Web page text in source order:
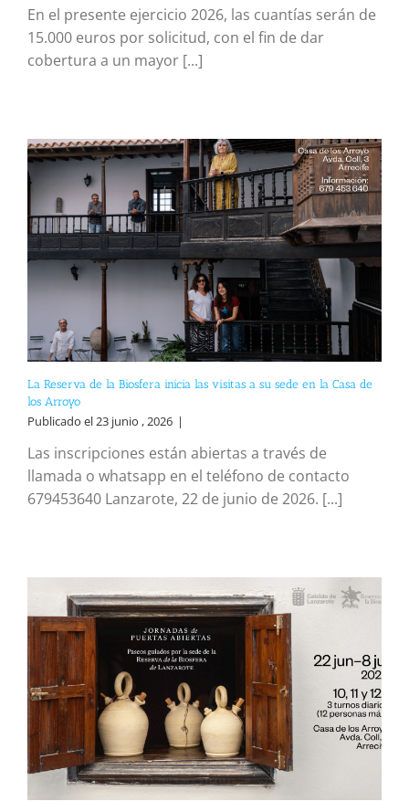
En el presente ejercicio 2026, las cuantías serán de
15.000 euros por solicitud, con el fin de dar
cobertura a un mayor [...]
La Reserva de la Biosfera inicia las visitas a su sede en la Casa de
los Arroyo
Publicado el 23 junio , 2026 |
Las inscripciones están abiertas a través de
llamada o whatsapp en el teléfono de contacto
679453640 Lanzarote, 22 de junio de 2026. [...]